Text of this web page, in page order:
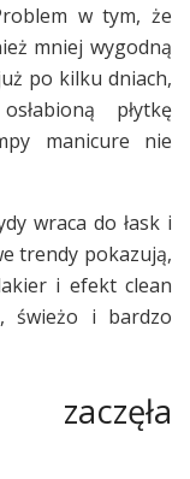
w tym, że
mniej wygodną
po kilku dniach,
płytkę
manicure nie
wraca do łask i
trendy pokazują,
i efekt clean
świeżo i bardzo
zaczęła